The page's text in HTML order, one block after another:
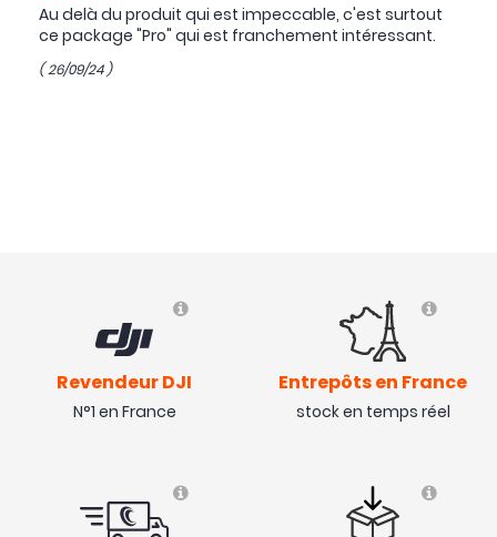
Au delà du produit qui est impeccable, c'est surtout
ce package "Pro" qui est franchement intéressant.
( 26/09/24 )
Revendeur DJI
N°1 en France
Entrepôts en France
stock en temps réel